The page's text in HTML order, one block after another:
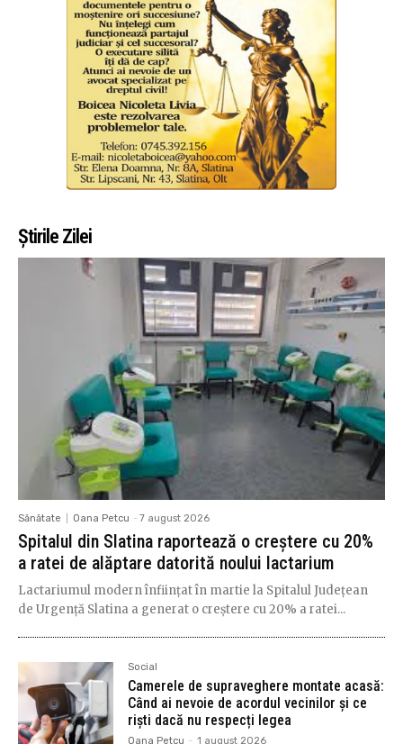
Știrile Zilei
Sănătate Oana Petcu - 7 august 2026
Spitalul din Slatina raportează o creștere cu 20%
a ratei de alăptare datorită noului lactarium
Lactariumul modern înființat în martie la Spitalul Județean
de Urgență Slatina a generat o creștere cu 20% a ratei...
Social
Camerele de supraveghere montate acasă:
Când ai nevoie de acordul vecinilor și ce
riști dacă nu respecți legea
Oana Petcu - 1 august 2026